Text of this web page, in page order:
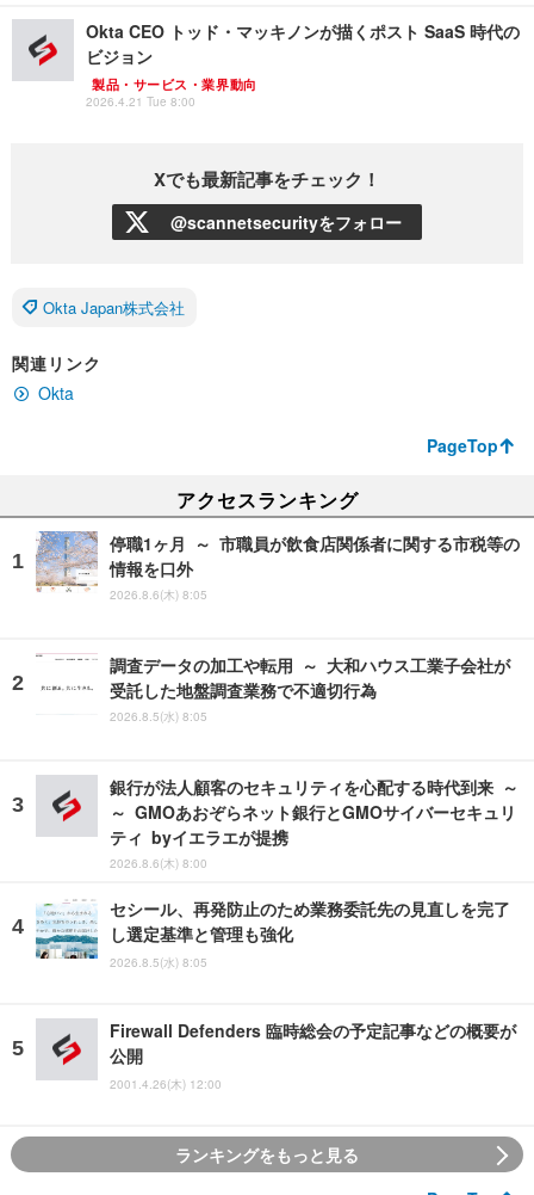
Okta CEO トッド・マッキノンが描くポスト SaaS 時代の
ビジョン
製品・サービス・業界動向
2026.4.21 Tue 8:00
Xでも最新記事をチェック！
@scannetsecurityをフォロー
Okta Japan株式会社
関連リンク
Okta
PageTop
アクセスランキング
停職1ヶ月 ～ 市職員が飲食店関係者に関する市税等の
情報を口外
2026.8.6(木) 8:05
調査データの加工や転用 ～ 大和ハウス工業子会社が
受託した地盤調査業務で不適切行為
2026.8.5(水) 8:05
銀行が法人顧客のセキュリティを心配する時代到来 ～
～ GMOあおぞらネット銀行とGMOサイバーセキュリ
ティ byイエラエが提携
2026.8.6(木) 8:00
セシール、再発防止のため業務委託先の見直しを完了
し選定基準と管理も強化
2026.8.5(水) 8:05
Firewall Defenders 臨時総会の予定記事などの概要が
公開
2001.4.26(木) 12:00
ランキングをもっと見る